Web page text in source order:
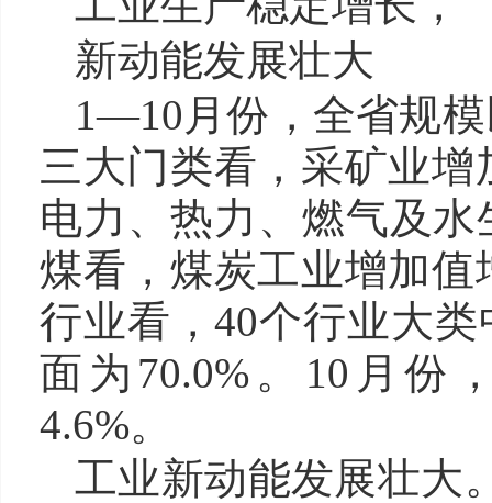
新动能发展壮大
1—10月份，全省规
三大门类看，采矿业增
电力、热力、燃气及
煤看，煤炭工业增加值
行业看，40个行业大
面为70.0%。10月份
4.6%。
工业新动能发展壮大